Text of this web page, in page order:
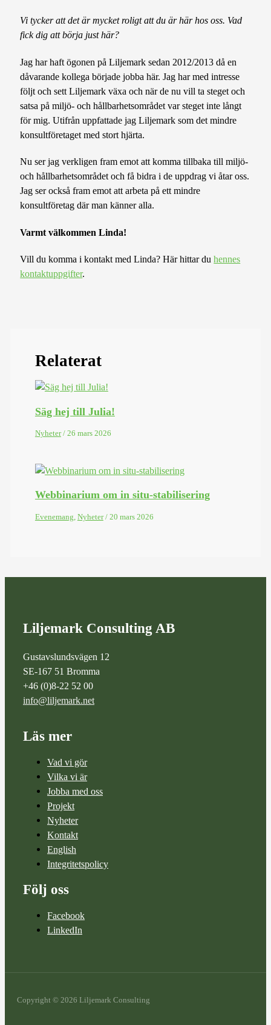
Vi tycker att det är mycket roligt att du är här hos oss. Vad
fick dig att börja just här?
Jag har haft ögonen på Liljemark sedan 2012/2013 då en
dåvarande kollega började jobba här. Jag har med intresse
följt och sett Liljemark växa och när de nu vill ta steget och
satsa på miljö- och hållbarhetsområdet var steget inte långt
för mig. Utifrån uppfattade jag Liljemark som det mindre
konsultföretaget med stort hjärta.
Nu ser jag verkligen fram emot att komma tillbaka till miljö-
och hållbarhetsområdet och få bidra i de uppdrag vi åtar oss.
Jag ser också fram emot att arbeta på ett mindre
konsultföretag där man känner alla.
Varmt välkommen Linda!
Vill du komma i kontakt med Linda? Här hittar duhennes
kontaktuppgifter.
Relaterat
Säg hej till Julia!
Nyheter/ 26 mars 2026
Webbinarium om in situ-stabilisering
Evenemang Nyheter/ 20 mars 2026
Liljemark Consulting AB
Gustavslundsvägen 12
SE-167 51 Bromma
+46 (0)8-22 52 00
info@liljemark.net
Läs mer
Vad vi gör
Vilka vi är
Jobba med oss
Projekt
Nyheter
Kontakt
English
Integritetspolicy
Följ oss
Facebook
LinkedIn
Copyright © 2026 Liljemark Consulting